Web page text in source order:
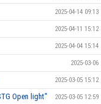
2025-04-14 09:13
2025-04-11 15:12
2025-04-04 15:14
2025-03-06
2025-03-05 15:12
Open light" 2025-03-05 12:59